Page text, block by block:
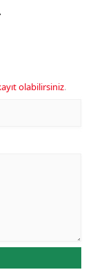
olabilirsiniz.